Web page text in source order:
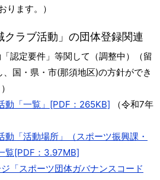
ります。）
ラブ活動」の団体登録関連
認定要件」等関して（調整中）（留
国・県・市(那須地区)の方針ができ
動「一覧」[PDF：265KB] （令和7年
動「活動場所」（スポーツ振興課・
覧[PDF：3.97MB]
「スポーツ団体ガバナンスコード